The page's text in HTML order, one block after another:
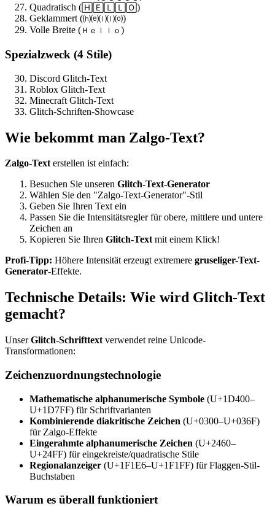
Quadratisch ( 🄷🄴🄻🄻🄾 )
Geklammert (⒣⒠⒧⒧⒪)
Volle Breite ( Ｈｅｌｌｏ )
Spezialzweck (4 Stile)
Discord Glitch-Text
Roblox Glitch-Text
Minecraft Glitch-Text
Glitch-Schriften-Showcase
Wie bekommt man Zalgo-Text?
Zalgo-Texterstellen ist einfach:
Besuchen Sie unseren Glitch-Text-Generator
Wählen Sie den "Zalgo-Text-Generator"-Stil
Geben Sie Ihren Text ein
Passen Sie die Intensitätsregler für obere, mittlere und untere
Zeichen an
Kopieren Sie Ihren Glitch-Textmit einem Klick!
Profi-Tipp: Höhere Intensität erzeugt extremere gruseliger-Text-
Generator-Effekte.
Technische Details: Wie wird Glitch-Text
gemacht?
UnserGlitch-Schrifttext verwendet reine Unicode-
Transformationen:
Zeichenzuordnungstechnologie
Mathematische alphanumerische Symbole (U+1D400–
U+1D7FF) für Schriftvarianten
Kombinierende diakritische Zeichen (U+0300–U+036F)
für Zalgo-Effekte
Eingerahmte alphanumerische Zeichen (U+2460–
U+24FF) für eingekreiste/quadratische Stile
Regionalanzeiger (U+1F1E6–U+1F1FF) für Flaggen-Stil-
Buchstaben
Warum es überall funktioniert